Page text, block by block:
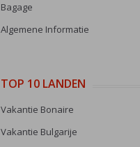
Bagage
Algemene Informatie
TOP 10 LANDEN
Vakantie Bonaire
Vakantie Bulgarije